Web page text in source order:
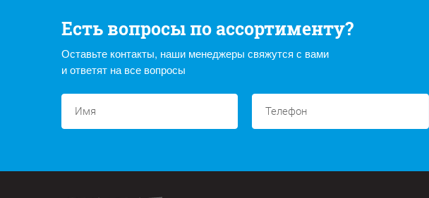
Есть вопросы по ассортименту?
Оставьте контакты, наши менеджеры свяжутся с вами
и ответят на все вопросы